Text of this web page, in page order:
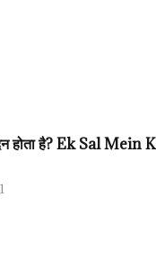
होता है? Ek Sal